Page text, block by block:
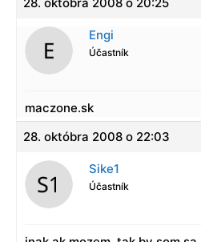
Engi
Účastník
maczone.sk
28. októbra 2008 o 22:03
Sike1
Účastník